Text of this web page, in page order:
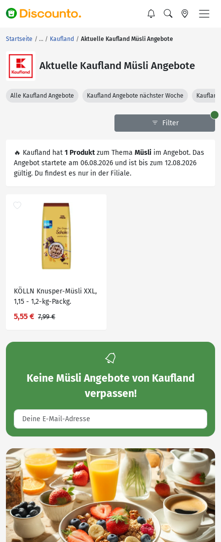
Startseite Kaufland Aktuelle Kaufland Müsli Angebote
Aktuelle Kaufland Müsli Angebote
Alle Kaufland Angebote Kaufland Angebote nächster Woche
Filter
🔥 Kaufland hat 1 Produktzum Thema Müsli im Angebot. Das
Angebot startete am 06.08.2026 und ist bis zum 12.08.2026
gültig. Du findest es nur in der Filiale.
KÖLLN Knusper-Müsli XXL,
1,15 - 1,2-kg-Packg.
5,55 € 7,99 €
Keine Müsli Angebote von Kaufland
verpassen!